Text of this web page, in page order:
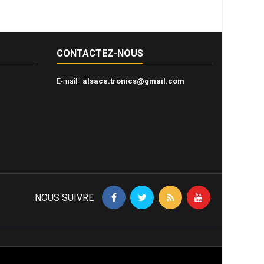
CONTACTEZ-NOUS
E-mail : alsace.tronics@gmail.com
NOUS SUIVRE